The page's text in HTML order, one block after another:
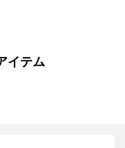
イテム